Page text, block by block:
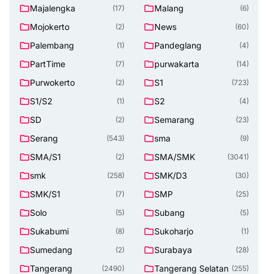
Majalengka (17) Malang (6)
Mojokerto (2) News (60)
Palembang (1) Pandeglang (4)
PartTime (7) purwakarta (14)
Purwokerto (2) S1 (723)
S1/S2 (1) S2 (4)
SD (2) Semarang (23)
Serang (543) sma (9)
SMA/S1 (2) SMA/SMK (3041)
smk (258) SMK/D3 (30)
SMK/S1 (7) SMP (25)
Solo (5) Subang (5)
Sukabumi (8) Sukoharjo (1)
Sumedang (2) Surabaya (28)
Tangerang (2490) Tangerang Selatan (255)